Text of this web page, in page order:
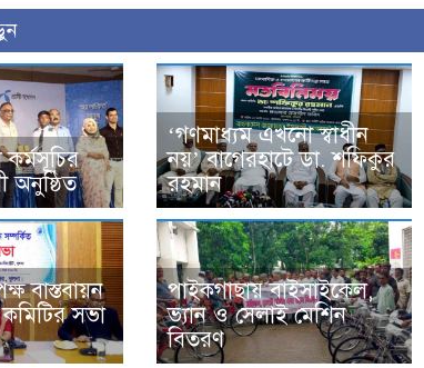
অনুষ্ঠিত
‘গণমাধ্যম এখনো স্বাধীন
নয়’ বাগেরহাটে ডা. শফিকুর
রহমান
বাস্তবায়ন
সভা
পাইকগাছায় বাইসাইকেল,
ভ্যান ও সেলাই মেশিন
বিতরণ